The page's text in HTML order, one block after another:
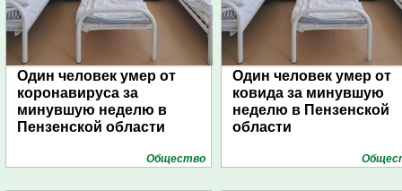
Один человек умер от
коронавируса за
минувшую неделю в
Пензенской области
Общество
Один человек умер от
ковида за минувшую
неделю в Пензенской
области